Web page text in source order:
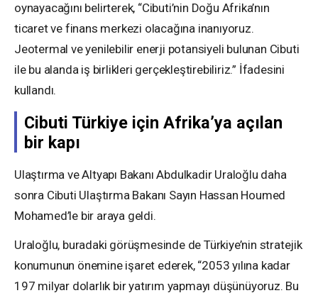
oynayacağını belirterek, “Cibuti’nin Doğu Afrika’nın
ticaret ve finans merkezi olacağına inanıyoruz.
Jeotermal ve yenilebilir enerji potansiyeli bulunan Cibuti
ile bu alanda iş birlikleri gerçekleştirebiliriz.” İfadesini
kullandı.
Cibuti Türkiye için Afrika’ya açılan
bir kapı
Ulaştırma ve Altyapı Bakanı Abdulkadir Uraloğlu daha
sonra Cibuti Ulaştırma Bakanı Sayın Hassan Houmed
Mohamed’le bir araya geldi.
Uraloğlu, buradaki görüşmesinde de Türkiye’nin stratejik
konumunun önemine işaret ederek, “2053 yılına kadar
197 milyar dolarlık bir yatırım yapmayı düşünüyoruz. Bu